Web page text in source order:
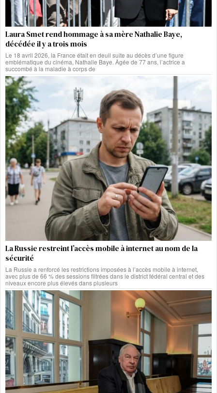
Laura Smet rend hommage à sa mère Nathalie Baye,
décédée il y a trois mois
Le 18 avril 2026, la France était en deuil suite au décès d’une figure
emblématique du cinéma, Nathalie Baye. Âgée de 77 ans, l’actrice a
succombé à la maladie à corps de
La Russie restreint l’accès mobile à internet au nom de la
sécurité
La Russie a renforcé les restrictions imposées à l’accès mobile à internet,
avec plus de 66 % des sessions filtrées dans le district fédéral central et des
niveaux encore plus élevés dans plusieurs